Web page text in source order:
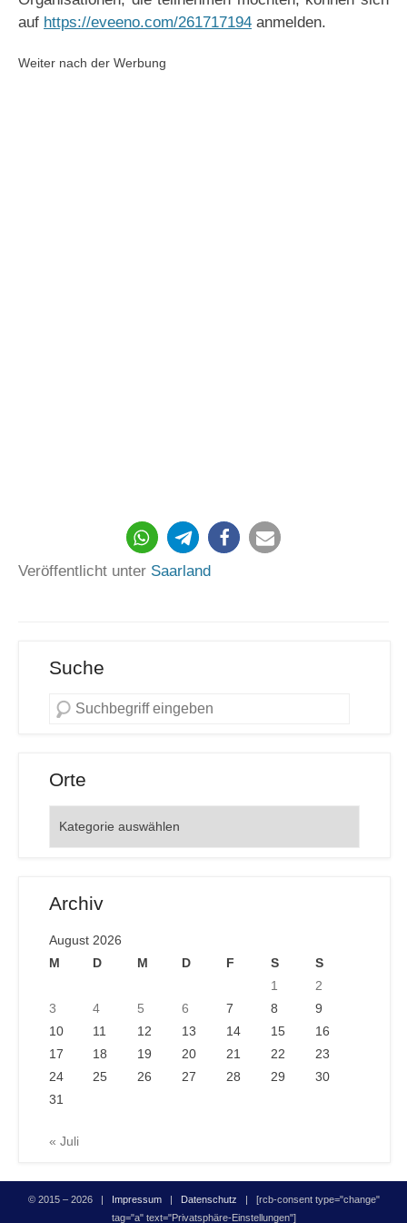
auf https://eveeno.com/261717194 anmelden.
Weiter nach der Werbung
958
Veröffentlicht unter Saarland
Suche
Orte
Archiv
August 2026
M
D M D F S
S
1
2
3
4 5 6 7 8
9
10
11 12 13 14 15
16
17
18 19 20 21 22
23
24
25 26 27 28 29
30
31
« Juli
© 2015 – 2026 | Impressum| Datenschutz | [rcb-consent type="change"
tag="a" text="Privatsphäre-Einstellungen"]